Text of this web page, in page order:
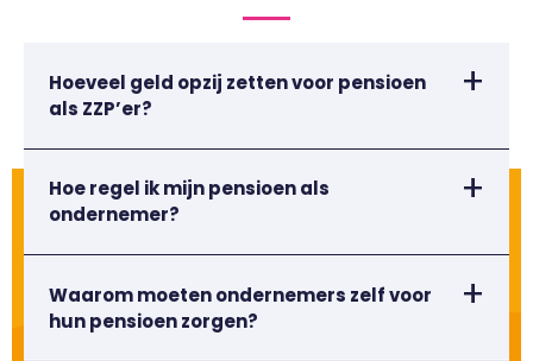
Hoeveel geld opzij zetten voor pensioen
als ZZP’er?
Hoe regel ik mijn pensioen als
ondernemer?
Waarom moeten ondernemers zelf voor
hun pensioen zorgen?